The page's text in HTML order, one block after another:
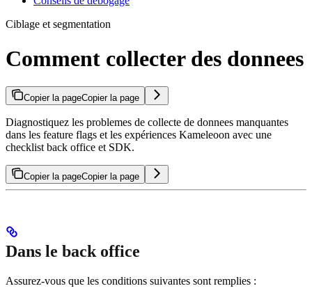
Ciblage et segmentation
Comment collecter des donnees
Copier la pageCopier la page
Diagnostiquez les problemes de collecte de donnees manquantes
dans les feature flags et les expériences Kameleoon avec une
checklist back office et SDK.
Copier la pageCopier la page
Dans le back office
Assurez-vous que les conditions suivantes sont remplies :